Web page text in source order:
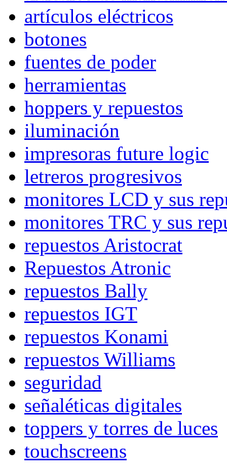
artículos eléctricos
botones
fuentes de poder
herramientas
hoppers y repuestos
iluminación
impresoras future logic
letreros progresivos
monitores LCD y sus
monitores TRC y sus
repuestos Aristocrat
Repuestos Atronic
repuestos Bally
repuestos IGT
repuestos Konami
repuestos Williams
seguridad
señaléticas digitales
toppers y torres de luces
touchscreens